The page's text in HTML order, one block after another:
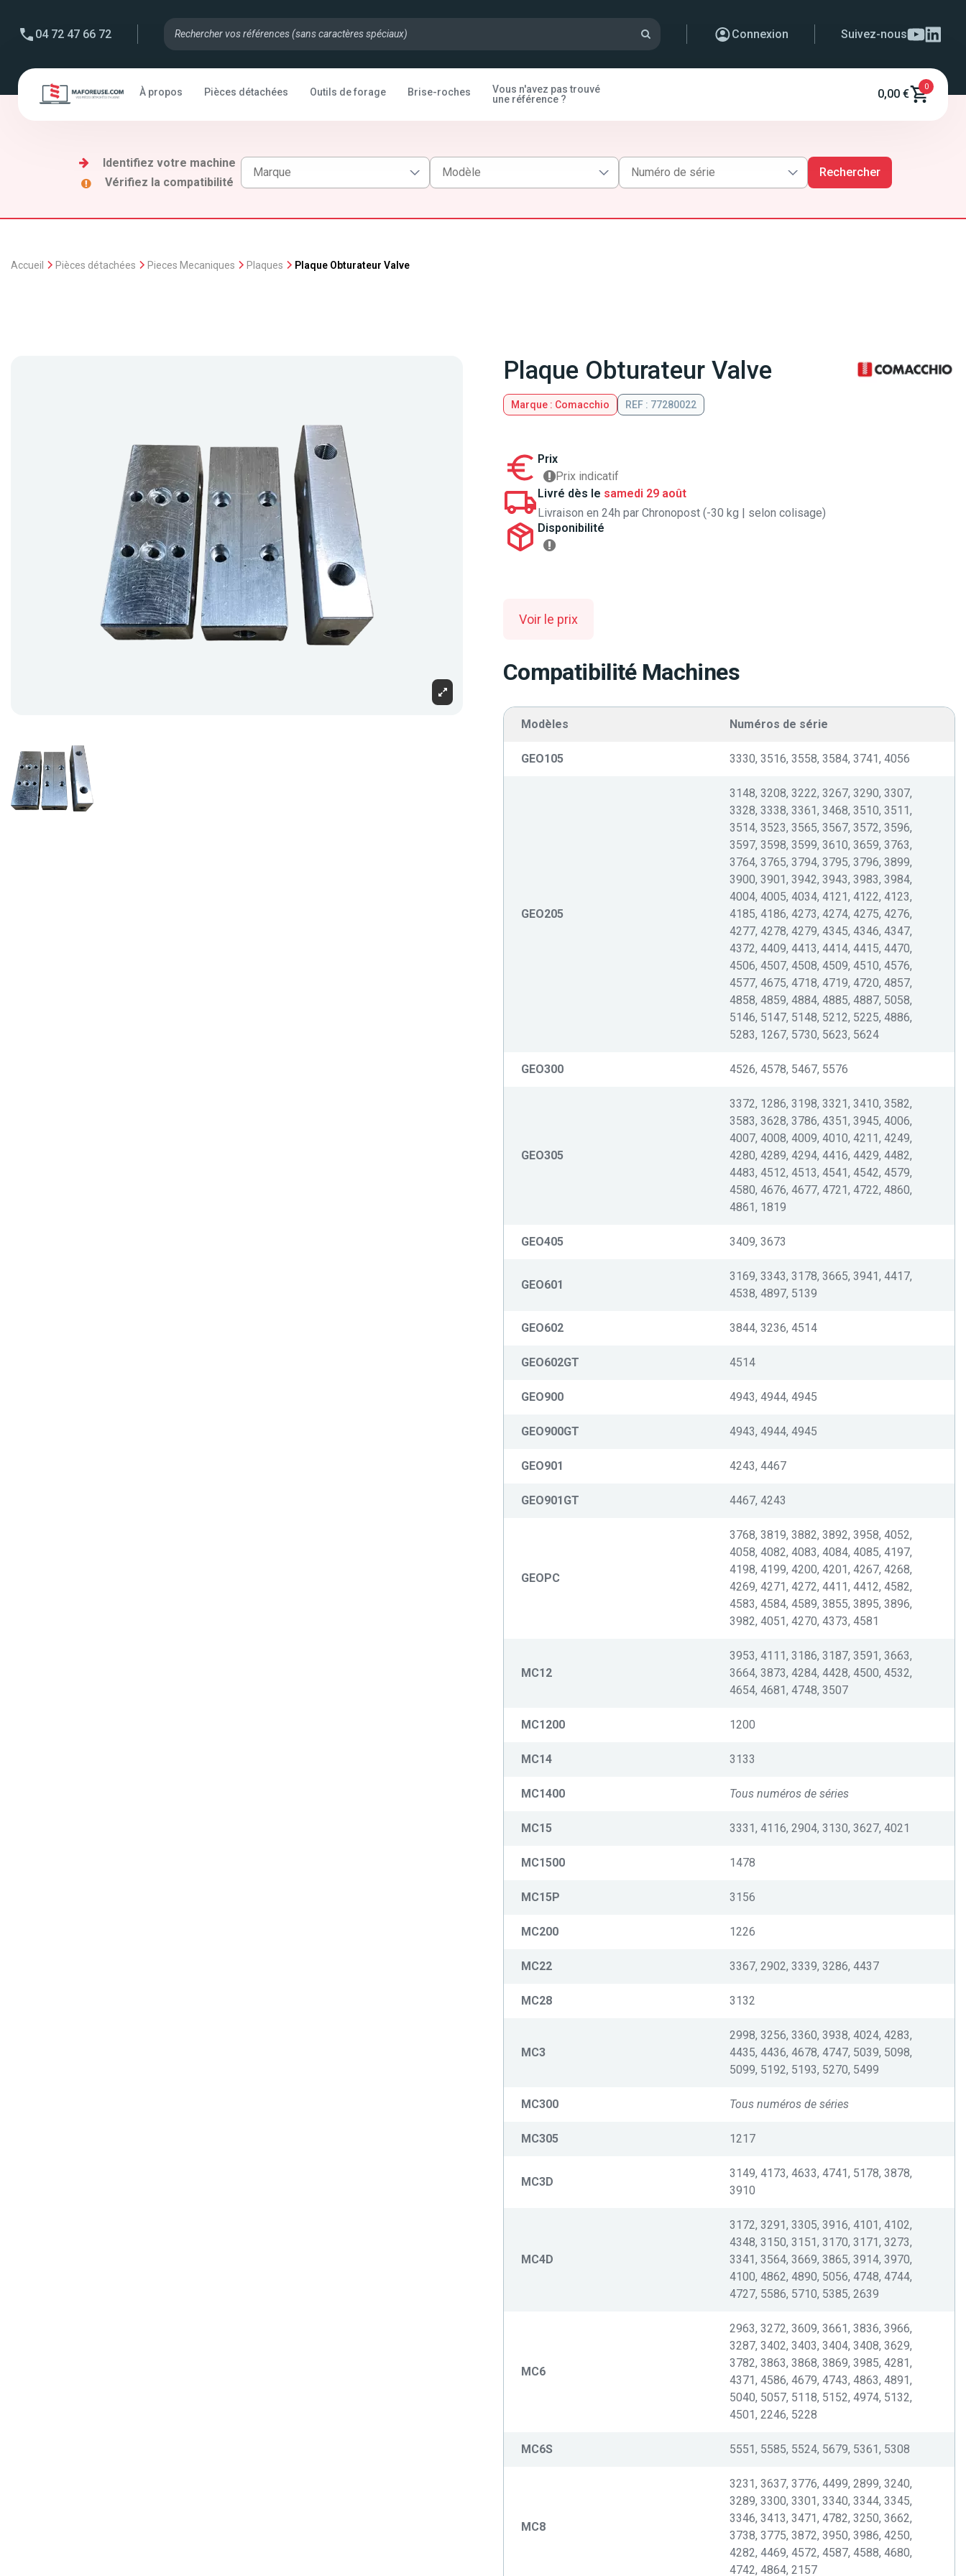
04 72 47 66 72 Connexion Suivez-nous
À propos Pièces détachées Outils de forage Brise-roches
Vous n'avez pas trouvé
une référence ?
0,00 €
0
Identifiez votre machine
Vérifiez la compatibilité
Rechercher
Accueil Pièces détachées Pieces Mecaniques Plaques Plaque Obturateur Valve
Plaque Obturateur Valve
Marque : Comacchio REF : 77280022
Prix
Prix indicatif
Livré dès le samedi 29 août
Livraison en 24h par Chronopost (-30 kg | selon colisage)
Disponibilité
Voir le prix
Compatibilité Machines
Modèles Numéros de série
GEO105 3330, 3516, 3558, 3584, 3741, 4056
GEO205
3148, 3208, 3222, 3267, 3290, 3307,
3328, 3338, 3361, 3468, 3510, 3511,
3514, 3523, 3565, 3567, 3572, 3596,
3597, 3598, 3599, 3610, 3659, 3763,
3764, 3765, 3794, 3795, 3796, 3899,
3900, 3901, 3942, 3943, 3983, 3984,
4004, 4005, 4034, 4121, 4122, 4123,
4185, 4186, 4273, 4274, 4275, 4276,
4277, 4278, 4279, 4345, 4346, 4347,
4372, 4409, 4413, 4414, 4415, 4470,
4506, 4507, 4508, 4509, 4510, 4576,
4577, 4675, 4718, 4719, 4720, 4857,
4858, 4859, 4884, 4885, 4887, 5058,
5146, 5147, 5148, 5212, 5225, 4886,
5283, 1267, 5730, 5623, 5624
GEO300 4526, 4578, 5467, 5576
GEO305
3372, 1286, 3198, 3321, 3410, 3582,
3583, 3628, 3786, 4351, 3945, 4006,
4007, 4008, 4009, 4010, 4211, 4249,
4280, 4289, 4294, 4416, 4429, 4482,
4483, 4512, 4513, 4541, 4542, 4579,
4580, 4676, 4677, 4721, 4722, 4860,
4861, 1819
GEO405 3409, 3673
GEO601
3169, 3343, 3178, 3665, 3941, 4417,
4538, 4897, 5139
GEO602 3844, 3236, 4514
GEO602GT 4514
GEO900 4943, 4944, 4945
GEO900GT 4943, 4944, 4945
GEO901 4243, 4467
GEO901GT 4467, 4243
GEOPC
3768, 3819, 3882, 3892, 3958, 4052,
4058, 4082, 4083, 4084, 4085, 4197,
4198, 4199, 4200, 4201, 4267, 4268,
4269, 4271, 4272, 4411, 4412, 4582,
4583, 4584, 4589, 3855, 3895, 3896,
3982, 4051, 4270, 4373, 4581
MC12
3953, 4111, 3186, 3187, 3591, 3663,
3664, 3873, 4284, 4428, 4500, 4532,
4654, 4681, 4748, 3507
MC1200 1200
MC14 3133
MC1400 Tous numéros de séries
MC15 3331, 4116, 2904, 3130, 3627, 4021
MC1500 1478
MC15P 3156
MC200 1226
MC22 3367, 2902, 3339, 3286, 4437
MC28 3132
MC3
2998, 3256, 3360, 3938, 4024, 4283,
4435, 4436, 4678, 4747, 5039, 5098,
5099, 5192, 5193, 5270, 5499
MC300 Tous numéros de séries
MC305 1217
MC3D
3149, 4173, 4633, 4741, 5178, 3878,
3910
MC4D
3172, 3291, 3305, 3916, 4101, 4102,
4348, 3150, 3151, 3170, 3171, 3273,
3341, 3564, 3669, 3865, 3914, 3970,
4100, 4862, 4890, 5056, 4748, 4744,
4727, 5586, 5710, 5385, 2639
MC6
2963, 3272, 3609, 3661, 3836, 3966,
3287, 3402, 3403, 3404, 3408, 3629,
3782, 3863, 3868, 3869, 3985, 4281,
4371, 4586, 4679, 4743, 4863, 4891,
5040, 5057, 5118, 5152, 4974, 5132,
4501, 2246, 5228
MC6S 5551, 5585, 5524, 5679, 5361, 5308
MC8
3231, 3637, 3776, 4499, 2899, 3240,
3289, 3300, 3301, 3340, 3344, 3345,
3346, 3413, 3471, 4782, 3250, 3662,
3738, 3775, 3872, 3950, 3986, 4250,
4282, 4469, 4572, 4587, 4588, 4680,
4742, 4864, 2157